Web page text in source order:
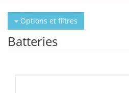
Options et filtres
Batteries